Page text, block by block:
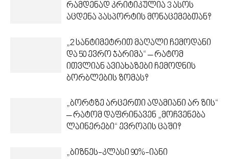
რამდენად კრიტიკულია 3 ასოს
აცდენა პასპორტის მონაცემებთან?
„2 სანტიმეტრით მაღალი ჩემოდანი
და 50 ევრო ჯარიმა“ – რატომ
ითვლიან ავიახაზები ჩემოდნის
ბორბლების ზომას?
„ბორტზე არცერთი ადამიანი არ ზის“
– რატომ დაფრინავენ „მოჩვენება
ლაინერები“ ევროპის ცაში?
„ბიზნეს-კლასი 90%-იანი